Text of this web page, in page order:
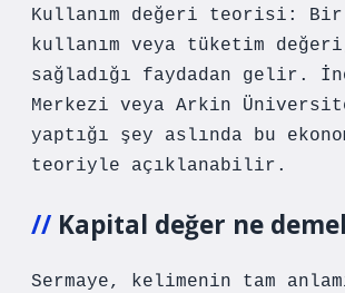
Kullanım değeri teorisi: Bir
kullanım veya tüketim
sağladığı faydadan gelir.
Merkezi veya Arkin
yaptığı şey aslında bu
teoriyle açıklanabilir.
Kapital değer ne
Sermaye, kelimenin tam